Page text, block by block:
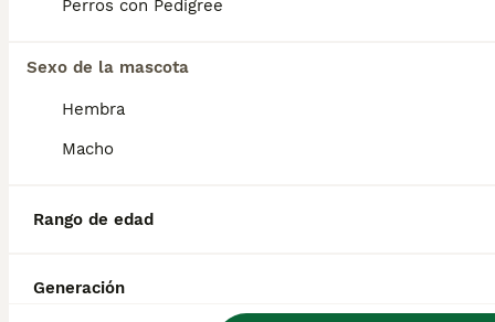
Perros con Pedigree
Sexo de la mascota
Hembra
Macho
Rango de edad
Generación
peligrosos.
¿Cuánto cuesta un cachorro
comer un mastín?